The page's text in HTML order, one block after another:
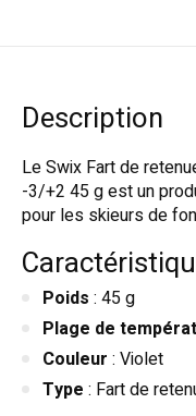
Description
Le Swix Fart de
-3/+2 45 g est un
pour les skieurs de
Poids : 45 g
Plage de
Couleur : Violet
Type : Fart de